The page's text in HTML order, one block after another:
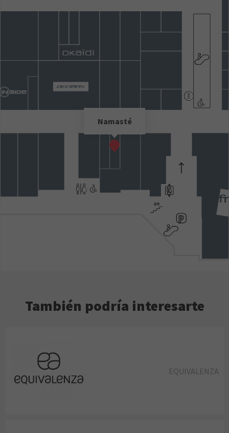
Namasté
También podría interesarte
EQUIVALENZA